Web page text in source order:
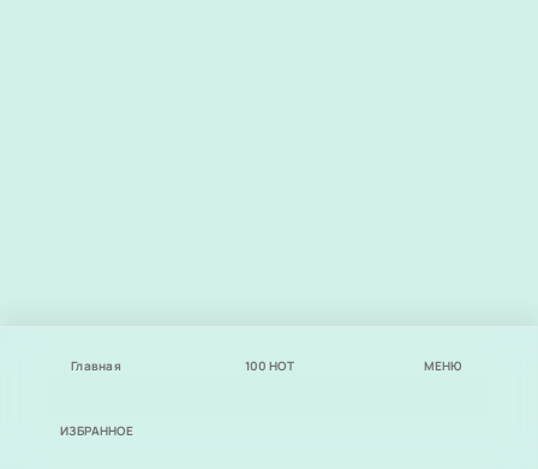
Главная 100 НОТ МЕНЮ
ИЗБРАННОЕ